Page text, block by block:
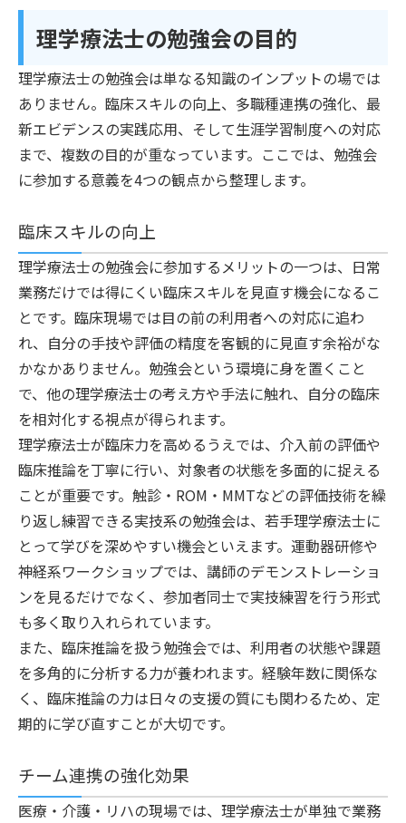
理学療法士の勉強会の目的
理学療法士の勉強会は単なる知識のインプットの場では
ありません。臨床スキルの向上、多職種連携の強化、最
新エビデンスの実践応用、そして生涯学習制度への対応
まで、複数の目的が重なっています。ここでは、勉強会
に参加する意義を4つの観点から整理します。
臨床スキルの向上
理学療法士の勉強会に参加するメリットの一つは、日常
業務だけでは得にくい臨床スキルを見直す機会になるこ
とです。臨床現場では目の前の利用者への対応に追わ
れ、自分の手技や評価の精度を客観的に見直す余裕がな
かなかありません。勉強会という環境に身を置くこと
で、他の理学療法士の考え方や手法に触れ、自分の臨床
を相対化する視点が得られます。
理学療法士が臨床力を高めるうえでは、介入前の評価や
臨床推論を丁寧に行い、対象者の状態を多面的に捉える
ことが重要です。触診・ROM・MMTなどの評価技術を繰
り返し練習できる実技系の勉強会は、若手理学療法士に
とって学びを深めやすい機会といえます。運動器研修や
神経系ワークショップでは、講師のデモンストレーショ
ンを見るだけでなく、参加者同士で実技練習を行う形式
も多く取り入れられています。
また、臨床推論を扱う勉強会では、利用者の状態や課題
を多角的に分析する力が養われます。経験年数に関係な
く、臨床推論の力は日々の支援の質にも関わるため、定
期的に学び直すことが大切です。
チーム連携の強化効果
医療・介護・リハの現場では、理学療法士が単独で業務